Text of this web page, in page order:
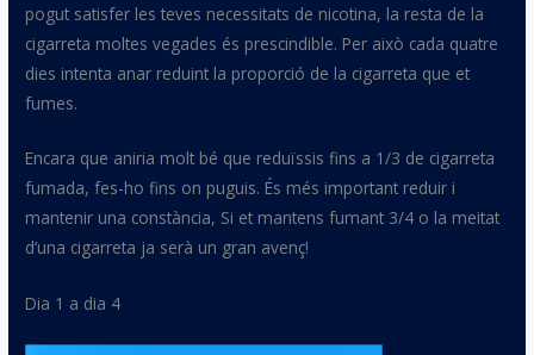
pogut satisfer les teves necessitats de nicotina, la resta de la
cigarreta moltes vegades és prescindible. Per això cada quatre
dies intenta anar reduint la proporció de la cigarreta que et
fumes.
Encara que aniria molt bé que reduïssis fins a 1/3 de cigarreta
fumada, fes-ho fins on puguis. És més important reduir i
mantenir una constància, Si et mantens fumant 3/4 o la meitat
d’una cigarreta ja serà un gran avenç!
Dia 1 a dia 4